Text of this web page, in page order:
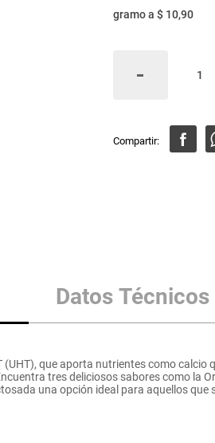
gramoa $ 10,90
Datos Técnicos
que aporta nutrientes como calcio
tres deliciosos sabores como la
una opción ideal para aquellos